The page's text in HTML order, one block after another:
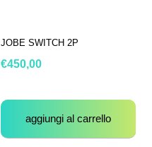
JOBE SWITCH 2P
€450,00
aggiungi al carrello